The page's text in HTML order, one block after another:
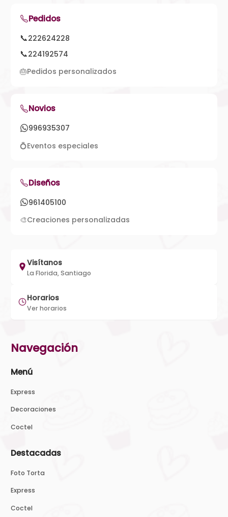
Pedidos
📞222624228
📞224192574
🎂Pedidos personalizados
Novios
996935307
💍Eventos especiales
Diseños
961405100
🎨Creaciones personalizadas
Visítanos
La Florida, Santiago
Horarios
Ver horarios
Navegación
Menú
Express
Decoraciones
Coctel
Destacadas
Foto Torta
Express
Coctel